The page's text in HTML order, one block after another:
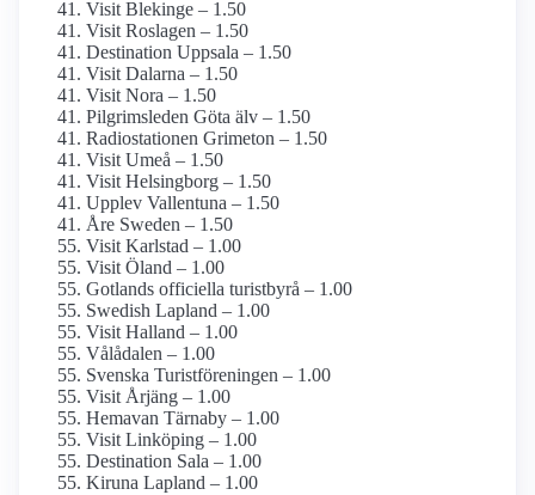
Visit Blekinge – 1.50
Visit Roslagen – 1.50
Destination Uppsala – 1.50
Visit Dalarna – 1.50
Visit Nora – 1.50
Pilgrimsleden Göta älv – 1.50
Radiostationen Grimeton – 1.50
Visit Umeå – 1.50
Visit Helsingborg – 1.50
Upplev Vallentuna – 1.50
Åre Sweden – 1.50
Visit Karlstad – 1.00
Visit Öland – 1.00
Gotlands officiella turistbyrå – 1.00
Swedish Lapland – 1.00
Visit Halland – 1.00
Vålådalen – 1.00
Svenska Turistföreningen – 1.00
Visit Årjäng – 1.00
Hemavan Tärnaby – 1.00
Visit Linköping – 1.00
Destination Sala – 1.00
Kiruna Lapland – 1.00